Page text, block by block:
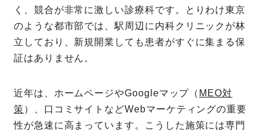
く、競合が非常に激しい診療科です。とりわけ東京
のような都市部では、駅周辺に内科クリニックが林
立しており、新規開業しても患者がすぐに集まる保
証はありません。
近年は、ホームページやGoogleマップ（ MEO対
策）、口コミサイトなどWebマーケティングの重要
性が急速に高まっています。こうした施策には専門